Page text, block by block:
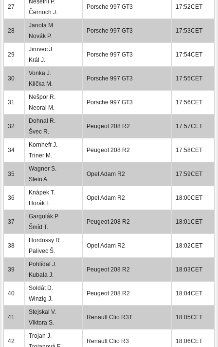
27
Nešetřil P.
Černoch J.
Porsche 997 GT3 17:52CET
28
Janota M.
Novák P.
Porsche 997 GT3 17:53CET
29
Jirovec J.
Král J.
Porsche 997 GT3 17:54CET
30
Vonka J.
Klička M.
Porsche 997 GT3 17:55CET
31
Nešpor R.
Neoral M.
Porsche 997 GT3 17:56CET
32
Dohnal R.
Švec R.
Peugeot 208 R2 17:57CET
34
Kornhefr J.
Triner M.
Peugeot 208 R2 17:58CET
35
Wagner S.
Stein A.
Opel Adam R2 17:59CET
36
Knápek T.
Horák I.
Opel Adam R2 18:00CET
37
Gargulák P.
Šmíd T.
Peugeot 208 R2 18:01CET
38
Hordossy R.
Palivec Š.
Opel Adam R2 18:02CET
39
Pohlídal J.
Kubala J.
Peugeot 208 R2 18:03CET
40
Soldát D.
Winzig J.
Peugeot 208 R2 18:04CET
41
Stejskal V.
Viktora S.
Renault Clio R3T 18:05CET
42
Trojan J.
Renault Clio R3 18:06CET